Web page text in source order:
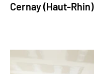
Cernay (Haut-Rhin)